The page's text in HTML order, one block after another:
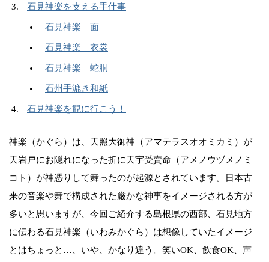
石見神楽を支える手仕事
石見神楽 面
石見神楽 衣裳
石見神楽 蛇胴
石州手漉き和紙
石見神楽を観に行こう！
神楽（かぐら）は、天照大御神（アマテラスオオミカミ）が
天岩戸にお隠れになった折に天宇受賣命（アメノウヅメノミ
コト）が神憑りして舞ったのが起源とされています。日本古
来の音楽や舞で構成された厳かな神事をイメージされる方が
多いと思いますが、今回ご紹介する島根県の西部、石見地方
に伝わる石見神楽（いわみかぐら）は想像していたイメージ
とはちょっと…、いや、かなり違う。笑いOK、飲食OK、声